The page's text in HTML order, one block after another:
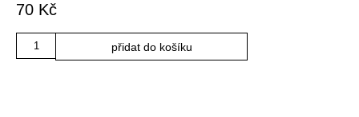
70 Kč
Množství
přidat do košíku